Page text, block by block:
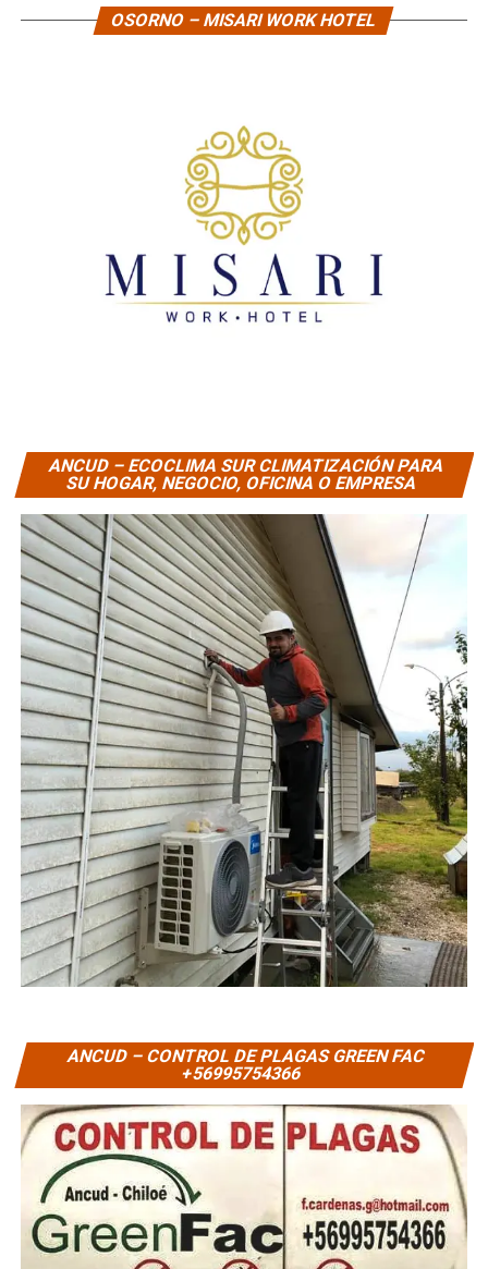
OSORNO – MISARI WORK HOTEL
ANCUD – ECOCLIMA SUR CLIMATIZACIÓN PARA
SU HOGAR, NEGOCIO, OFICINA O EMPRESA
ANCUD – CONTROL DE PLAGAS GREEN FAC
+56995754366